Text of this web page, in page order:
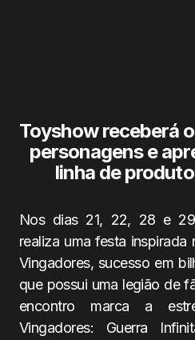
Toyshow receberá
personagens e
linha de
Nos dias 21, 22, 28 e
realiza uma festa inspirada
Vingadores, sucesso em
que possui uma legião de
encontro marca a
Vingadores: Guerra